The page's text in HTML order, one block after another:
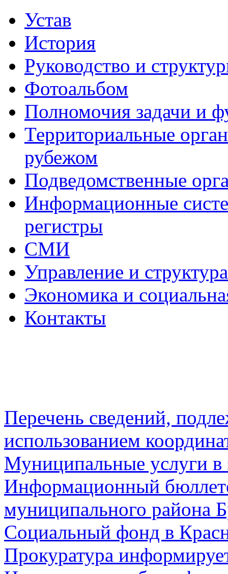
Устав
История
Руководство и
Фотоальбом
Полномочия задачи и
Территориальные
рубежом
Подведомственные
Информационные
регистры
СМИ
Управление и
Экономика и
Контакты
Перечень сведений,
использованием
Муниципальные услуги в
Информационный
муниципального района
Социальный фонд в
Прокуратура